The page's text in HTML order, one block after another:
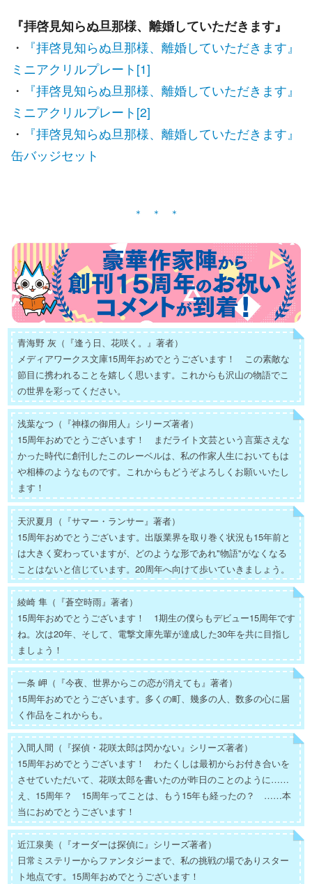
『拝啓見知らぬ旦那様、離婚していただきます』
・
『拝啓見知らぬ旦那様、離婚していただきます』
ミニアクリルプレート[1]
・
『拝啓見知らぬ旦那様、離婚していただきます』
ミニアクリルプレート[2]
・
『拝啓見知らぬ旦那様、離婚していただきます』
缶バッジセット
青海野 灰（『逢う日、花咲く。』著者）
メディアワークス文庫15周年おめでとうございます！ この素敵な
節目に携われることを嬉しく思います。これからも沢山の物語でこ
の世界を彩ってください。
浅葉なつ（『神様の御用人』シリーズ著者）
15周年おめでとうございます！ まだライト文芸という言葉さえな
かった時代に創刊したこのレーベルは、私の作家人生においてもは
や相棒のようなものです。これからもどうぞよろしくお願いいたし
ます！
天沢夏月（『サマー・ランサー』著者）
15周年おめでとうございます。出版業界を取り巻く状況も15年前と
は大きく変わっていますが、どのような形であれ"物語"がなくなる
ことはないと信じています。20周年へ向けて歩いていきましょう。
綾崎 隼（『蒼空時雨』著者）
15周年おめでとうございます！ 1期生の僕らもデビュー15周年です
ね。次は20年、そして、電撃文庫先輩が達成した30年を共に目指し
ましょう！
一条 岬（『今夜、世界からこの恋が消えても』著者）
15周年おめでとうございます。多くの町、幾多の人、数多の心に届
く作品をこれからも。
入間人間（『探偵・花咲太郎は閃かない』シリーズ著者）
15周年おめでとうございます！ わたくしは最初からお付き合いを
させていただいて、花咲太郎を書いたのが昨日のことのように……
え、15周年？ 15周年ってことは、もう15年も経ったの？ ……本
当におめでとうございます！
近江泉美（『オーダーは探偵に』シリーズ著者）
日常ミステリーからファンタジーまで、私の挑戦の場でありスター
ト地点です。15周年おめでとうございます！